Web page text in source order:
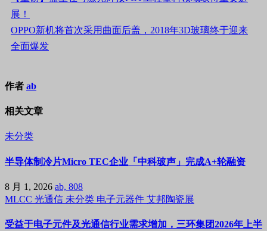
展！
OPPO新机将首次采用曲面后盖，2018年3D玻璃终于迎来
全面爆发
作者 ab
相关文章
未分类
半导体制冷片Micro TEC企业「中科玻声」完成A+轮融资
8 月 1, 2026 ab, 808
MLCC 光通信 未分类 电子元器件 艾邦陶瓷展
受益于电子元件及光通信行业需求增加，三环集团2026年上半